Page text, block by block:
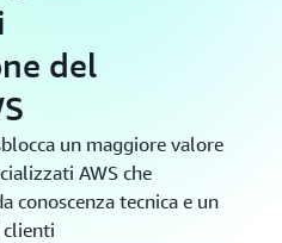
del
un maggiore valore
AWS che
conoscenza tecnica e un
clienti